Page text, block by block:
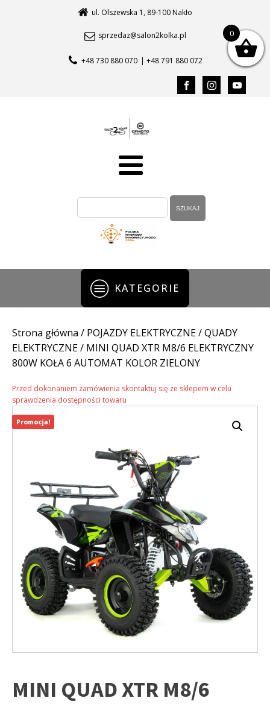
ul. Olszewska 1, 89-100 Nakło
sprzedaz@salon2kolka.pl
+48 730 880 070 | +48 791 880 072
KATEGORIE
Strona główna / POJAZDY ELEKTRYCZNE/QUADY
ELEKTRYCZNE/ MINI QUAD XTR M8/6 ELEKTRYCZNY
800W KOŁA 6 AUTOMAT KOLOR ZIELONY
Przed dokonaniem zamówienia skontaktuj się ze sklepem w celu
sprawdzenia dostępności towaru
MINI QUAD XTR M8/6
Promocja!
0